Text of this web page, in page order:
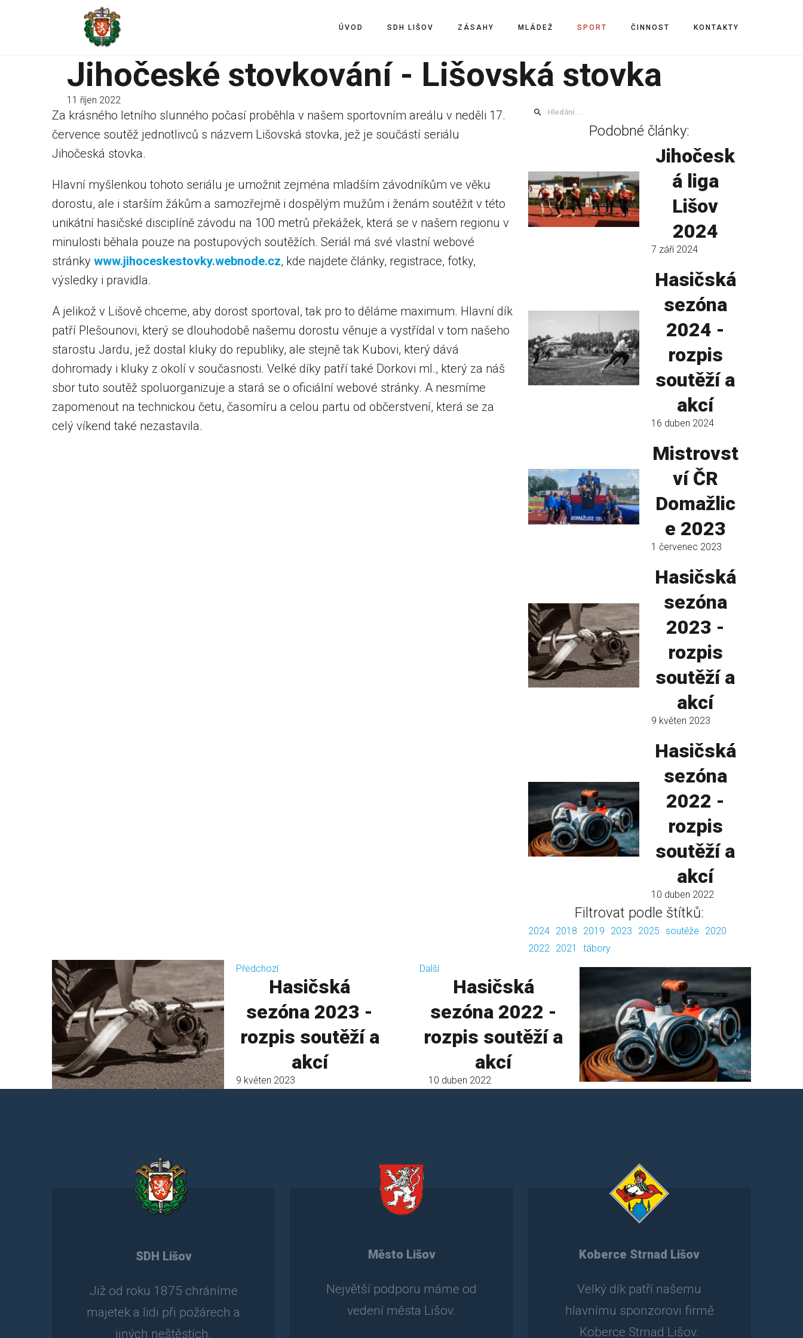
ÚVOD SDH LIŠOV ZÁSAHY MLÁDEŽ SPORT ČINNOST KONTAKTY
Jihočeské stovkování - Lišovská stovka
11 říjen 2022
Za krásného letního slunného počasí proběhla v našem sportovním areálu v neděli 17.
července soutěž jednotlivců s názvem Lišovská stovka, jež je součástí seriálu
Jihočeská stovka.
Hlavní myšlenkou tohoto seriálu je umožnit zejména mladším závodníkům ve věku
dorostu, ale i starším žákům a samozřejmě i dospělým mužům i ženám soutěžit v této
unikátní hasičské disciplíně závodu na 100 metrů překážek, která se v našem regionu v
minulosti běhala pouze na postupových soutěžích. Seriál má své vlastní webové
stránky www.jihoceskestovky.webnode.cz, kde najdete články, registrace, fotky,
výsledky i pravidla.
A jelikož v Lišově chceme, aby dorost sportoval, tak pro to děláme maximum. Hlavní dík
patří Plešounovi, který se dlouhodobě našemu dorostu věnuje a vystřídal v tom našeho
starostu Jardu, jež dostal kluky do republiky, ale stejně tak Kubovi, který dává
dohromady i kluky z okolí v současnosti. Velké díky patří také Dorkovi ml., který za náš
sbor tuto soutěž spoluorganizuje a stará se o oficiální webové stránky. A nesmíme
zapomenout na technickou četu, časomíru a celou partu od občerstvení, která se za
celý víkend také nezastavila.
Podobné články:
Jihočesk
á liga
Lišov
2024
7 září 2024
Hasičská
sezóna
2024 -
rozpis
soutěží a
akcí
16 duben 2024
Mistrovst
ví ČR
Domažlic
e 2023
1 červenec 2023
Hasičská
sezóna
2023 -
rozpis
soutěží a
akcí
9 květen 2023
Hasičská
sezóna
2022 -
rozpis
soutěží a
akcí
10 duben 2022
Filtrovat podle štítků:
2024 2018 2019 2023 2025 soutěže
2020
2022
2021
tábory
Předchozí
Hasičská
sezóna 2023 -
rozpis soutěží a
akcí
9 květen 2023
Další
Hasičská
sezóna 2022 -
rozpis soutěží a
akcí
10 duben 2022
SDH Lišov
Již od roku 1875 chráníme
majetek a lidi při požárech a
jiných neštěstích.
Město Lišov
Největší podporu máme od
vedení města Lišov.
Koberce Strnad Lišov
Velký dík patří našemu
hlavnímu sponzorovi firmě
Koberce Strnad Lišov.